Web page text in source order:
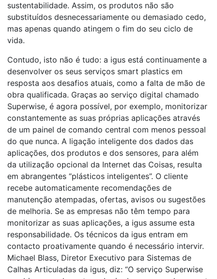
sustentabilidade. Assim, os produtos não são
substituídos desnecessariamente ou demasiado cedo,
mas apenas quando atingem o fim do seu ciclo de
vida.
Contudo, isto não é tudo: a igus está continuamente a
desenvolver os seus serviços smart plastics em
resposta aos desafios atuais, como a falta de mão de
obra qualificada. Graças ao serviço digital chamado
Superwise, é agora possível, por exemplo, monitorizar
constantemente as suas próprias aplicações através
de um painel de comando central com menos pessoal
do que nunca. A ligação inteligente dos dados das
aplicações, dos produtos e dos sensores, para além
da utilização opcional da Internet das Coisas, resulta
em abrangentes “plásticos inteligentes”. O cliente
recebe automaticamente recomendações de
manutenção atempadas, ofertas, avisos ou sugestões
de melhoria. Se as empresas não têm tempo para
monitorizar as suas aplicações, a igus assume esta
responsabilidade. Os técnicos da igus entram em
contacto proativamente quando é necessário intervir.
Michael Blass, Diretor Executivo para Sistemas de
Calhas Articuladas da igus, diz: “O serviço Superwise